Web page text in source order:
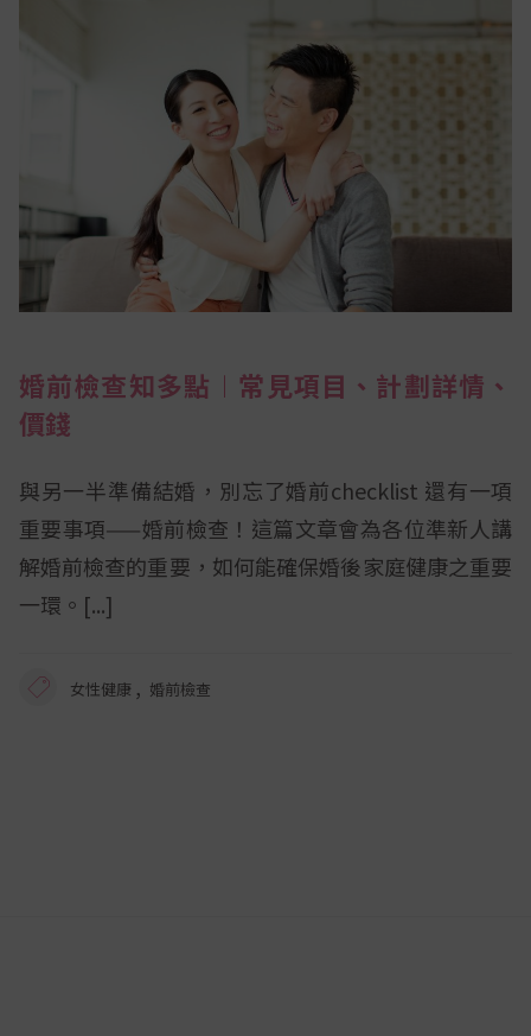
婚前檢查知多點︱常見項目、計劃詳情、
價錢
與另一半準備結婚，別忘了婚前checklist 還有一項
重要事項——婚前檢查！這篇文章會為各位準新人講
解婚前檢查的重要，如何能確保婚後家庭健康之重要
一環。
女性健康 , 婚前檢查